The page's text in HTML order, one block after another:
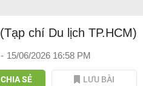
(Tạp chí Du lịch TP.HCM)
- 15/06/2026 16:58 PM
CHIA SẺ LƯU BÀI